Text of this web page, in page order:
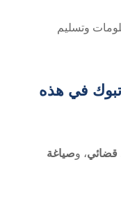
وتسليم
في هذه
قضائي، وصياغة